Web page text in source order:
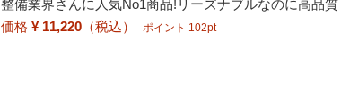
整備業界さんに人気No1商品!リーズナブルなのに高品質
価格 ¥ 11,220 （税込） ポイント 102pt